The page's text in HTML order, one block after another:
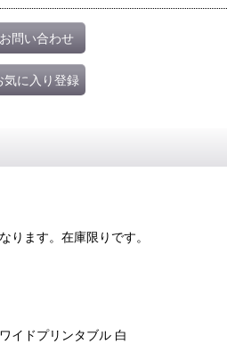
お問い合わせ
気に入り登録
ります。在庫限りです。
イドプリンタブル 白